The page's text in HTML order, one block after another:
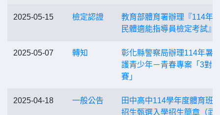
2025-05-15 檢定認證
教育部體育署辦理『114年
民體適能指導員檢定考試』
2025-05-07 轉知
彰化縣警察局辦理114年暑
護青少年－青春專案「3對3
賽」
2025-04-18 一般公告
田中高中114學年度體育班
招生甄選入學招生簡章（武